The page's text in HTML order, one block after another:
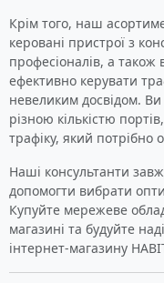
Крім того, наш
керовані пристрої з
професіоналів, а також
ефективно керувати
невеликим досвідом.
різною кількістю
трафіку, який потрібно
Наші консультанти
допомогти вибрати
Купуйте мережеве
магазині та будуйте
інтернет-магазину